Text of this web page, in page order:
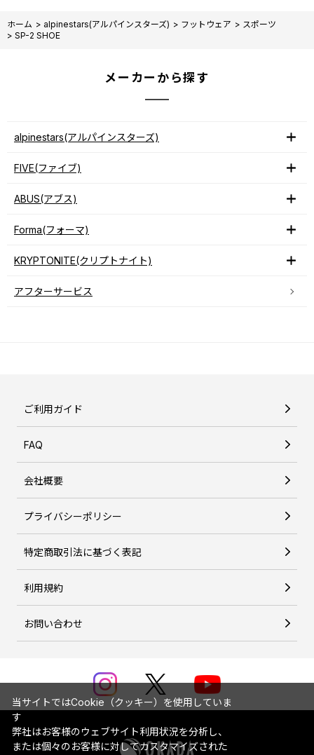
ホーム > alpinestars(アルパインスターズ) > フットウェア > スポーツ
> SP-2 SHOE
メーカーから探す
alpinestars(アルパインスターズ)
FIVE(ファイブ)
ABUS(アブス)
Forma(フォーマ)
KRYPTONITE(クリプトナイト)
アフターサービス
ご利用ガイド
FAQ
会社概要
プライバシーポリシー
特定商取引法に基づく表記
利用規約
お問い合わせ
当サイトではCookie（クッキー）を使用していま
す
弊社はお客様のウェブサイト利用状況を分析し、
または個々のお客様に対してカスタマイズされた